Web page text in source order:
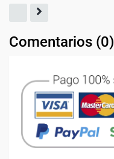
Comentarios (0)